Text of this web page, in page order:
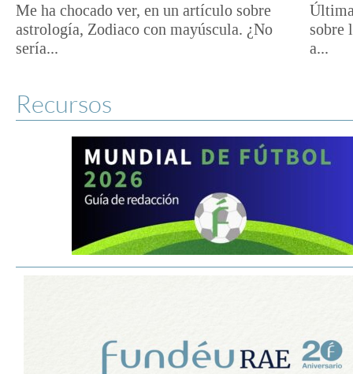
Me ha chocado ver, en un artículo sobre
astrología, Zodiaco con mayúscula. ¿No
sería...
sobre
a...
Recursos